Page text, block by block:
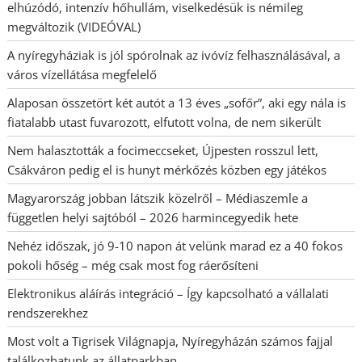
elhúzódó, intenzív hőhullám, viselkedésük is némileg
megváltozik (VIDEÓVAL)
A nyíregyháziak is jól spórolnak az ivóvíz felhasználásával, a
város vízellátása megfelelő
Alaposan összetört két autót a 13 éves „sofőr”, aki egy nála is
fiatalabb utast fuvarozott, elfutott volna, de nem sikerült
Nem halasztották a focimeccseket, Újpesten rosszul lett,
Csákváron pedig el is hunyt mérkőzés közben egy játékos
Magyarország jobban látszik közelről – Médiaszemle a
független helyi sajtóból – 2026 harmincegyedik hete
Nehéz időszak, jó 9-10 napon át velünk marad ez a 40 fokos
pokoli hőség – még csak most fog ráerősíteni
Elektronikus aláírás integráció – Így kapcsolható a vállalati
rendszerekhez
Most volt a Tigrisek Világnapja, Nyíregyházán számos fajjal